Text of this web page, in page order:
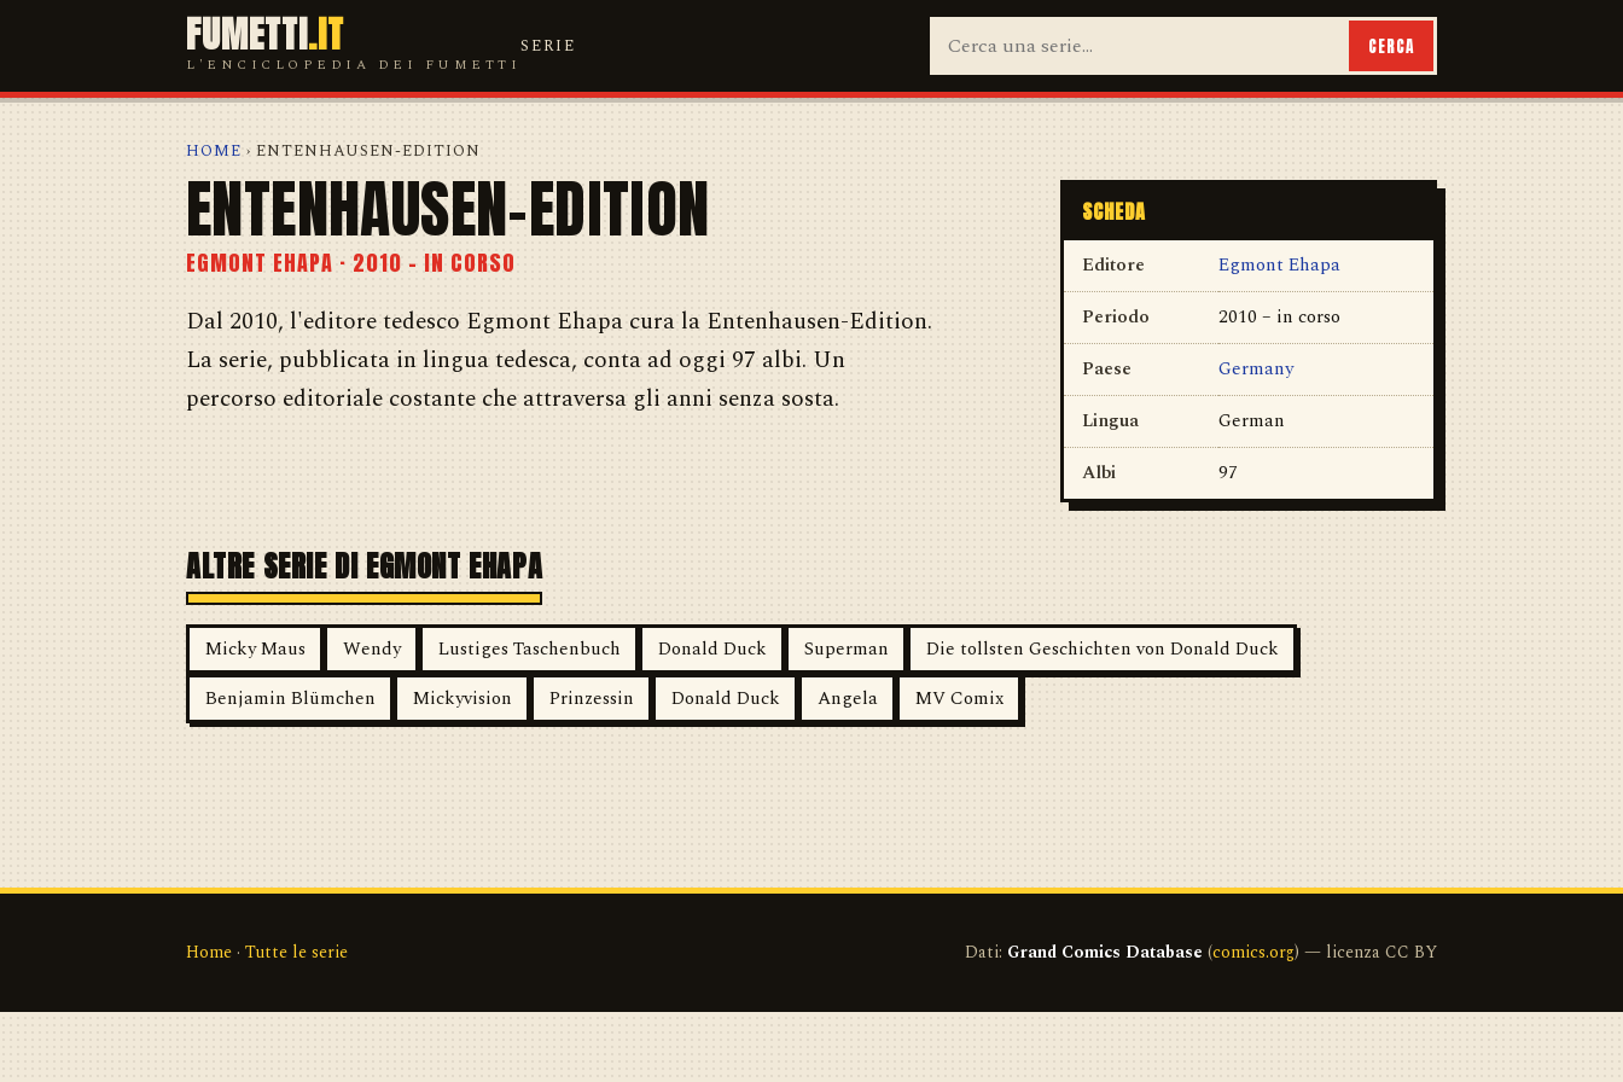
FUMETTI.IT
L'ENCICLOPEDIA DEI FUMETTI
SERIE CERCA
HOME › ENTENHAUSEN-EDITION
ENTENHAUSEN-EDITION
EGMONT EHAPA · 2010 – IN CORSO
Dal 2010, l'editore tedesco Egmont Ehapa cura la Entenhausen-Edition.
La serie, pubblicata in lingua tedesca, conta ad oggi 97 albi. Un
percorso editoriale costante che attraversa gli anni senza sosta.
SCHEDA
Editore
Egmont Ehapa
Periodo
2010 – in corso
Paese
Germany
Lingua
German
Albi
97
ALTRE SERIE DI EGMONT EHAPA
Micky Maus Wendy Lustiges Taschenbuch Donald Duck Superman
Die tollsten Geschichten von Donald Duck
Benjamin Blümchen
Mickyvision Prinzessin Donald Duck Angela MV Comix
Home · Tutte le serie Dati: Grand Comics Database (comics.org) — licenza CC BY